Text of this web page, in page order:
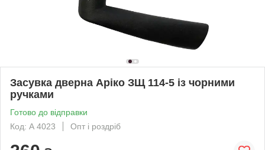
Засувка дверна Аріко ЗЩ 114-5 із чорними
ручками
Готово до відправки
Код: А 4023
Опт і роздріб